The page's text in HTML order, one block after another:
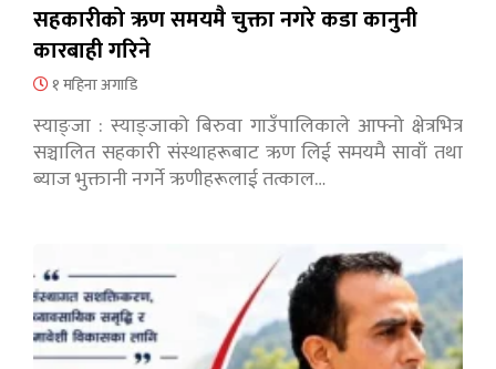
सहकारीको ऋण समयमै चुक्ता नगरे कडा कानुनी
कारबाही गरिने
१ महिना अगाडि
स्याङ्जा : स्याङ्जाको बिरुवा गाउँपालिकाले आफ्नो क्षेत्रभित्र
सञ्चालित सहकारी संस्थाहरूबाट ऋण लिई समयमै सावाँ तथा
ब्याज भुक्तानी नगर्ने ऋणीहरूलाई तत्काल…